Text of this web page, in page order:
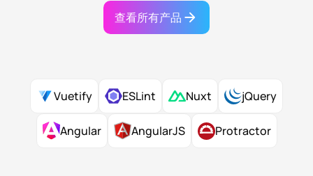
查看所有产品
Vuetify ESLint Nuxt jQuery
Angular AngularJS Protractor